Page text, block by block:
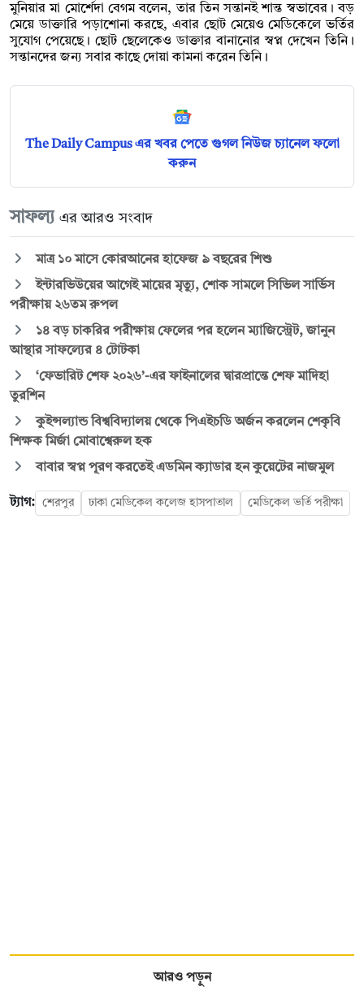
মুনিয়ার মা মোর্শেদা বেগম বলেন, তার তিন সন্তানই শান্ত স্বভাবের। বড়
মেয়ে ডাক্তারি পড়াশোনা করছে, এবার ছোট মেয়েও মেডিকেলে ভর্তির
সুযোগ পেয়েছে। ছোট ছেলেকেও ডাক্তার বানানোর স্বপ্ন দেখেন তিনি।
সন্তানদের জন্য সবার কাছে দোয়া কামনা করেন তিনি।
The Daily Campus এর খবর পেতে গুগল নিউজ চ্যানেল ফলো
করুন
সাফল্য এর আরও সংবাদ
মাত্র ১০ মাসে কোরআনের হাফেজ ৯ বছরের শিশু
ইন্টারভিউয়ের আগেই মায়ের মৃত্যু, শোক সামলে সিভিল সার্ভিস
পরীক্ষায় ২৬তম রুপল
১৪ বড় চাকরির পরীক্ষায় ফেলের পর হলেন ম্যাজিস্ট্রেট, জানুন
আস্থার সাফল্যের ৪ টোটকা
‘ফেভারিট শেফ ২০২৬’-এর ফাইনালের দ্বারপ্রান্তে শেফ মাদিহা
তুরশিন
কুইন্সল্যান্ড বিশ্ববিদ্যালয় থেকে পিএইচডি অর্জন করলেন শেকৃবি
শিক্ষক মির্জা মোবাশ্বেরুল হক
বাবার স্বপ্ন পূরণ করতেই এডমিন ক্যাডার হন কুয়েটের নাজমুল
ট্যাগ: শেরপুর ঢাকা মেডিকেল কলেজ হাসপাতাল মেডিকেল ভর্তি পরীক্ষা
আরও পড়ুন